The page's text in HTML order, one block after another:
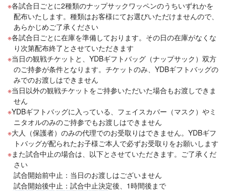
各試合日ごとに2種類のナップサックワッペンのうちいずれかを
配布いたします。種類はお客様にてお選びいただけませんので、
あらかじめご了承ください
各試合日ごとに在庫を準備しております。その日の在庫がなくな
り次第配布終了とさせていただきます
当日の観戦チケットと、YDBギフトバッグ（ナップサック）双方
のご持参が条件となります。チケットのみ、YDBギフトバッグの
みでのお渡しはできません
当日以外の観戦チケットをご持参いただいた場合もお渡しできま
せん
YDBギフトバッグに入っている、フェイスカバー（マスク）やミ
ニタオルのみのご持参でもお渡しはできません
大人（保護者）のみの代理でのお受取りはできません。YDBギフ
トバッグが配られたお子様ご本人で必ずお受取りをお願いします
また試合中止の場合は、以下とさせていただきます。ご了承くだ
さい
試合開始前中止：当日のお渡しはございません
試合開始後中止：試合中止決定後、1時間後まで